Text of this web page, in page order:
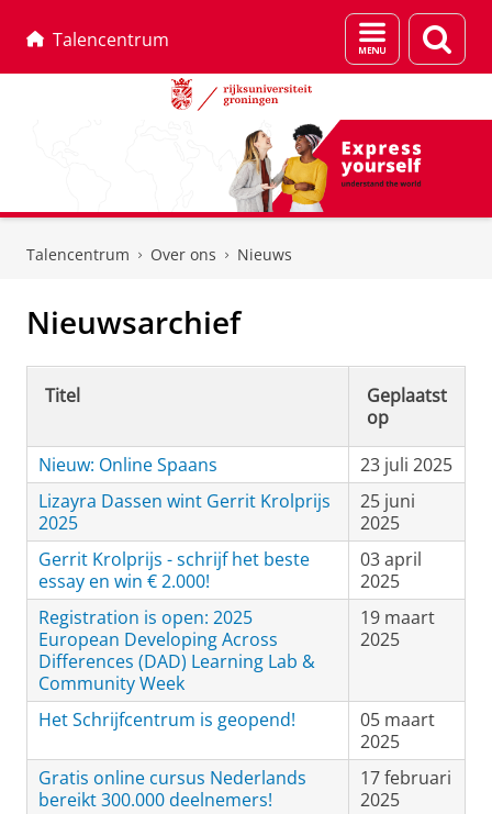
Talencentrum
Menu
en
Talencentrum Over ons Nieuws
Nieuwsarchief
Titel
Geplaatst
op
Nieuw: Online Spaans
23 juli 2025
Lizayra Dassen wint Gerrit Krolprijs
2025
25 juni
2025
Gerrit Krolprijs - schrijf het beste
essay en win € 2.000!
03 april
2025
Registration is open: 2025
European Developing Across
Differences (DAD) Learning Lab &
Community Week
19 maart
2025
Het Schrijfcentrum is geopend!
05 maart
2025
Gratis online cursus Nederlands
bereikt 300.000 deelnemers!
17 februari
2025